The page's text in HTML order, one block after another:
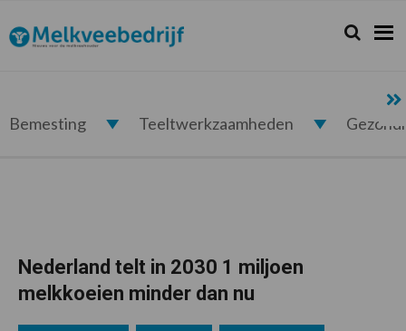
de
hoofdnavigatie
de
hoofd
de
eerste
de
voettekst
Melkveebedrijf.nl Zoeken...
Zoek
Bemesting Teeltwerkzaamheden
Nederland telt in 2030 1 miljoen
melkkoeien minder dan nu